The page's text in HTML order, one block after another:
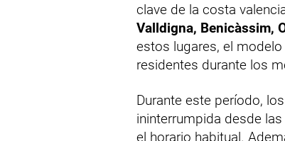
clave de la costa
Valldigna, Benicàssim,
estos lugares, el
residentes durante los
Durante este período,
ininterrumpida desde las
el horario habitual.